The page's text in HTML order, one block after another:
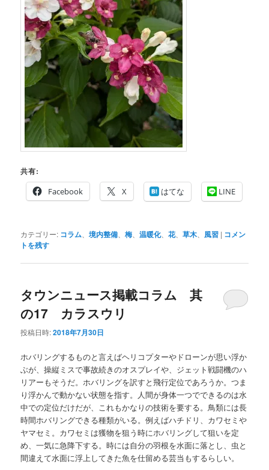
共有:
Facebook
X はてな LINE
カテゴリー: コラム 、境内整備 、梅 、温暖化、花、草木 風習 | コメン
トを残す
タウンニュース掲載コラム 其
の17 カラスウリ
投稿日時:2018年7月30日
ホバリングするものと言えばヘリコプターやドローンが思い浮か
ぶが、操縦ミスで事故続きのオスプレイや、ジェット戦闘機のハ
リアーもそうだ。ホバリングを訳すと飛行定位であろうか。つま
り浮かんで動かない状態を指す。人間が身体一つでできるのは水
中での定位だけだが、これもかなりの技術を要する。鳥類には長
時間ホバリングできる種類がいる。例えばハチドリ、カワセミや
ヤマセミ。カワセミは獲物を狙う時にホバリングして狙いを定
め、一気に急降下する。時には自分の羽根を水面に落とし、虫と
間違えて水面に浮上してきた魚を仕留める芸当もするらしい。